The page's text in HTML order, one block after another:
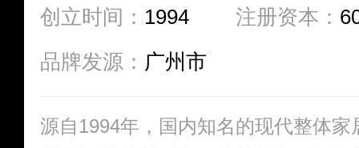
创立时间： 1994 注册资本：
品牌发源： 广州市
源自1994年，国内知名的现代整体